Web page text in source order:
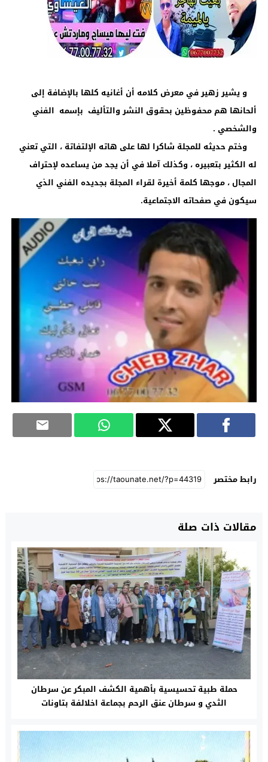
و يشير زهير في معرض كلامه أن أغانيه كلها بالإضافة إلى
ألحانها هم محفوظين بحقوق النشر والتأليف بإسمه الفني
والشخصي .
وختم حديثه للمجلة شاكرا لها على هاته الإلتفاتة ، التي تعني
له الكثير بتعبيره ، وكذلك آملا في أن يجد من يساعده لإحتراف
المجال ، موجها كلمة أخيرة لقراء المجلة بجديده الفني الذي
سيكون في صفحاته الاجتماعية.
رابط مختصر
مقالات ذات صلة
حملة طبية تحسيسية بأهمية الكشف المبكر عن سرطان
الثدي و سرطان عنق الرحم بجماعة اخلالفة بتاونات